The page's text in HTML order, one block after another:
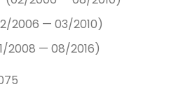
2006 — 03/2010)
— 08/2016)